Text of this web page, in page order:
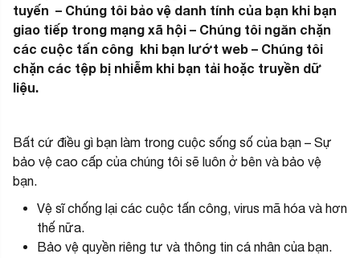
tuyến – Chúng tôi bảo vệ danh tính của bạn khi bạn
giao tiếp trong mạng xã hội – Chúng tôi ngăn chặn
các cuộc tấn công khi bạn lướt web – Chúng tôi
chặn các tệp bị nhiễm khi bạn tải hoặc truyền dữ
liệu.
Bất cứ điều gì bạn làm trong cuộc sống số của bạn – Sự
bảo vệ cao cấp của chúng tôi sẽ luôn ở bên và bảo vệ
bạn.
Vệ sĩ chống lại các cuộc tấn công, virus mã hóa và hơn
thế nữa.
Bảo vệ quyền riêng tư và thông tin cá nhân của bạn.